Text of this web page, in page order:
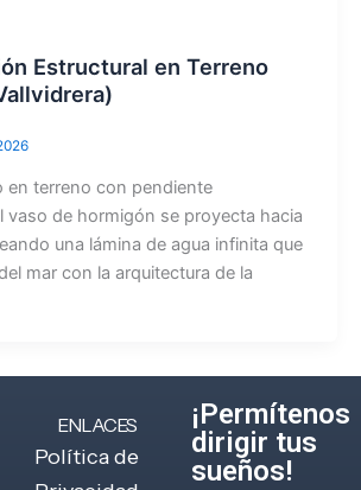
Estructural en Terreno
en terreno con pendiente
vaso de hormigón se proyecta hacia
una lámina de agua infinita que
mar con la arquitectura de la
ENLACES
Política de
¡Permítenos
dirigir tus
sueños!